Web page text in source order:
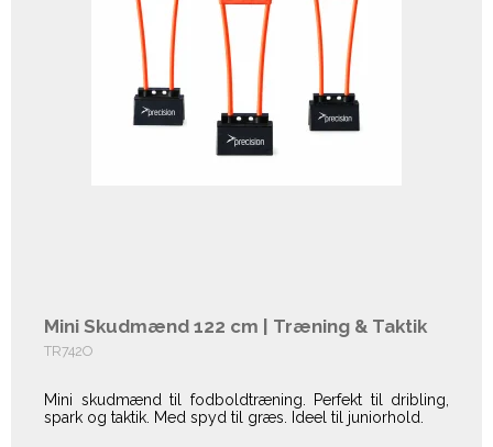
Mini Skudmænd 122 cm | Træning & Taktik
TR742O
Mini skudmænd til fodboldtræning. Perfekt til dribling,
spark og taktik. Med spyd til græs. Ideel til juniorhold.